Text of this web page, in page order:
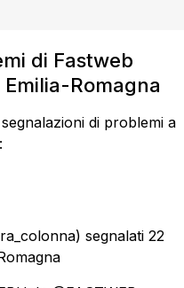
di Fastweb
Romagna
di problemi a
segnalati 22